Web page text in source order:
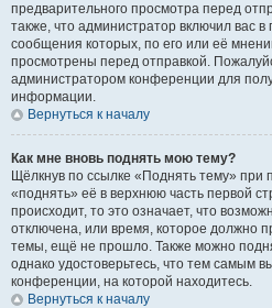
предварительного просмотра перед
также, что администратор включил вас в
сообщения которых, по его или её
просмотрены перед отправкой.
администратором конференции для
информации.
Вернуться к началу
Как мне вновь поднять мою тему?
Щёлкнув по ссылке «Поднять тему»
«поднять» её в верхнюю часть первой
происходит, то это означает, что
отключена, или время, которое должно
темы, ещё не прошло. Также можно
однако удостоверьтесь, что тем самым
конференции, на которой находитесь.
Вернуться к началу